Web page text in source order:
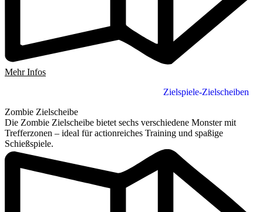
Mehr Infos
Zielspiele-Zielscheiben
Zombie Zielscheibe
Die Zombie Zielscheibe bietet sechs verschiedene Monster mit
Trefferzonen – ideal für actionreiches Training und spaßige
Schießspiele.